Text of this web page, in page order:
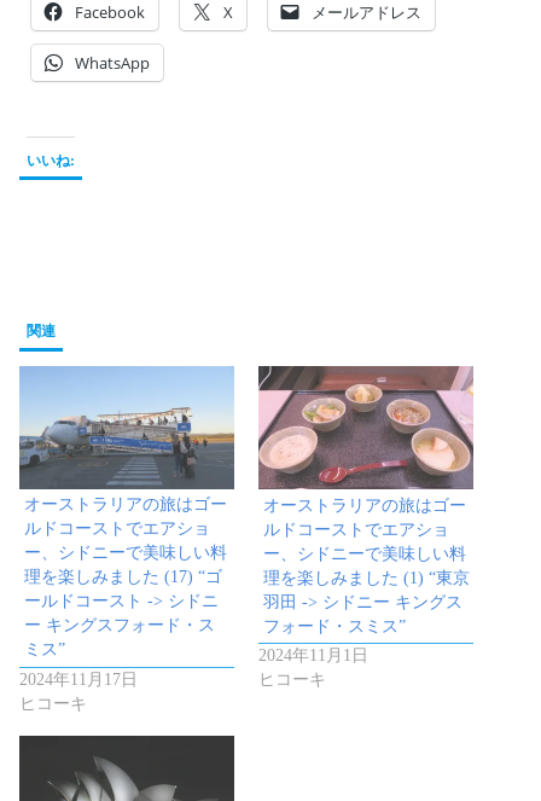
Facebook X メールアドレス
WhatsApp
いいね:
関連
オーストラリアの旅はゴー
ルドコーストでエアショ
ー、シドニーで美味しい料
理を楽しみました (17) “ゴ
ールドコースト -> シドニ
ー キングスフォード・ス
ミス”
2024年11月17日
ヒコーキ
オーストラリアの旅はゴー
ルドコーストでエアショ
ー、シドニーで美味しい料
理を楽しみました (1) “東京
羽田 -> シドニー キングス
フォード・スミス”
2024年11月1日
ヒコーキ